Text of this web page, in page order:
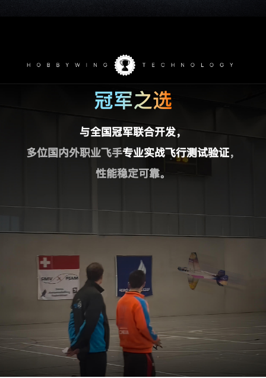
冠军之选
与全国冠军联合开发，
多位国内外职业飞手专业实战飞行测试验证，
性能稳定可靠。